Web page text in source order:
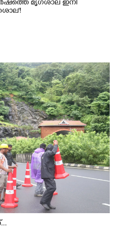
മൃഗശാല ഇനി